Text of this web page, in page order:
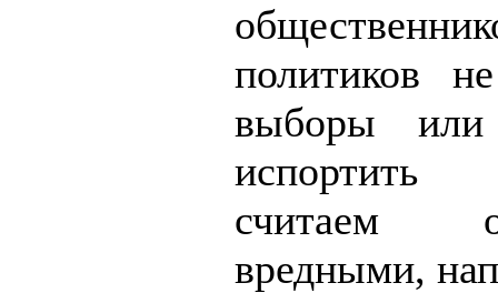
политиков
выборы
испортить
считаем
вредными,